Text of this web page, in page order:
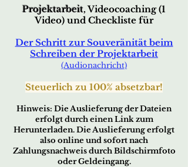
Projektarbeit, Videocoaching (1
Video) und Checkliste für
Der Schritt zur Souveränität beim
Schreiben der Projektarbeit
(Audionachricht)
Steuerlich zu 100% absetzbar!
Hinweis: Die Auslieferung der Dateien
erfolgt durch einen Link zum
Herunterladen. Die Auslieferung erfolgt
also online und sofort nach
Zahlungsnachweis durch Bildschirmfoto
oder Geldeingang.